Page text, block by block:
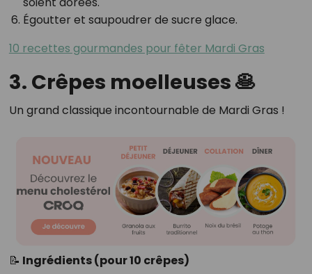
Égoutter et saupoudrer de sucre glace.
10 recettes gourmandes pour fêter Mardi Gras
3. Crêpes moelleuses 🥞
Un grand classique incontournable de Mardi Gras !
📝 Ingrédients (pour 10 crêpes)